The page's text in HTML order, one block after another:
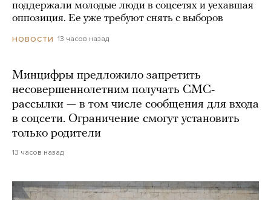
поддержали молодые люди в соцсетях и уехавшая
оппозиция. Ее уже требуют снять с выборов
НОВОСТИ 13 часов назад
Минцифры предложило запретить
несовершеннолетним получать СМС-
рассылки — в том числе сообщения для входа
в соцсети. Ограничение смогут установить
только родители
13 часов назад